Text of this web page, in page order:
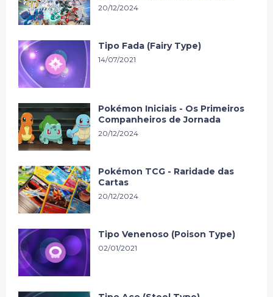
20/12/2024
Tipo Fada (Fairy Type)
14/07/2021
Pokémon Iniciais - Os Primeiros
Companheiros de Jornada
20/12/2024
Pokémon TCG - Raridade das
Cartas
20/12/2024
Tipo Venenoso (Poison Type)
02/01/2021